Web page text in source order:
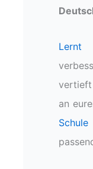
Lernt
an
Schule